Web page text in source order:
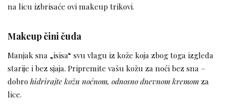
na licu izbrisaće ovi makeup trikovi.
Makeup čini čuda
Manjak sna „isisa“ svu vlagu iz kože koja zbog toga izgleda
starije i bez sjaja. Pripremite vašu kožu za noći bez sna –
dobrohidrirajte kožu noćnom, odnosno dnevnom kremomza
lice.